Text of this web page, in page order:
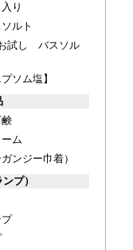
り
ルト
試し バスソル
ソム塩】
ム
ンジー巾着）
プ）